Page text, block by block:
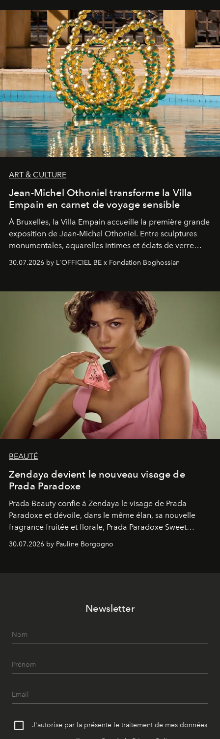
ART & CULTURE
Jean-Michel Othoniel transforme la Villa
Empain en carnet de voyage sensible
À Bruxelles, la Villa Empain accueille la première grande
exposition de Jean-Michel Othoniel. Entre sculptures
monumentales, aquarelles intimes et éclats de verre
émotionnel où chaque œuvre devient le souvenir
émerveillement.
30.07.2026 by L'OFFICIEL BE x Fondation Boghossian
BEAUTÉ
Zendaya devient le nouveau visage de
Prada Paradoxe
Prada Beauty confie à Zendaya le visage de Prada
Paradoxe et dévoile, dans le même élan, sa nouvelle
fragrance fruitée et florale, Prada Paradoxe Sweet
30.07.2026 by Pauline Borgogno
Newsletter
J'autorise par la présente le traitement de mes données